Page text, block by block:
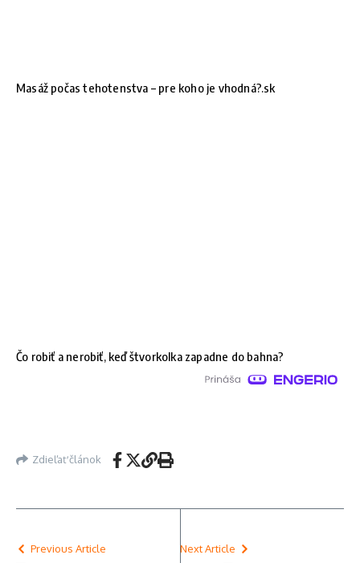
Masáž počas tehotenstva – pre koho je vhodná?.sk
Čo robiť a nerobiť, keď štvorkolka zapadne do bahna?
Zdieľať článok
Previous Article Next Article